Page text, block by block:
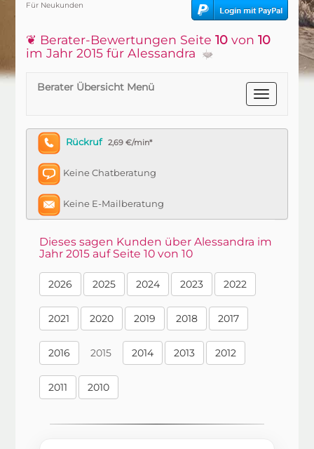
Für Neukunden
❦ Berater-Bewertungen Seite10 von10
im Jahr 2015 für Alessandra
Berater Übersicht Menü
Rückruf 2,69 €/min*
Keine Chatberatung
Keine E-Mailberatung
Dieses sagen Kunden über Alessandra im
Jahr 2015 auf Seite 10 von 10
2026 2025 2024 2023 2022
2021 2020 2019 2018 2017
2016 2015 2014 2013 2012
2011 2010